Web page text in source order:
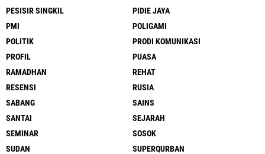
PESISIR SINGKIL
PIDIE JAYA
PMI
POLIGAMI
POLITIK
PRODI KOMUNIKASI
PROFIL
PUASA
RAMADHAN
REHAT
RESENSI
RUSIA
SABANG
SAINS
SANTAI
SEJARAH
SEMINAR
SOSOK
SUDAN
SUPERQURBAN